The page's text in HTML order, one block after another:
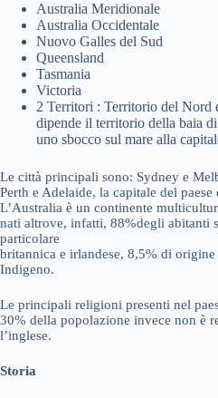
Australia Meridionale
Australia Occidentale
Nuovo Galles del Sud
Queensland
Tasmania
Victoria
2 Territori : Territorio del Nord
dipende il territorio della baia
uno sbocco sul mare alla
Le città principali sono: Sydney e
Perth e Adelaide, la capitale del paese
L’Australia è un continente
nati altrove, infatti, 88%degli abitanti
particolare
britannica e irlandese, 8,5% di
Indigeno.
Le principali religioni presenti nel
30% della popolazione invece non è
l’inglese.
Storia